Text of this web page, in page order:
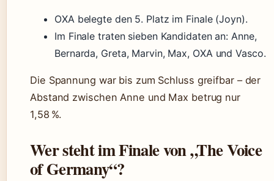
OXA belegte den 5. Platz im Finale (Joyn).
Im Finale traten sieben Kandidaten an: Anne,
Bernarda, Greta, Marvin, Max, OXA und Vasco.
Die Spannung war bis zum Schluss greifbar – der
Abstand zwischen Anne und Max betrug nur
1,58 %.
Wer steht im Finale von „The Voice
of Germany“?